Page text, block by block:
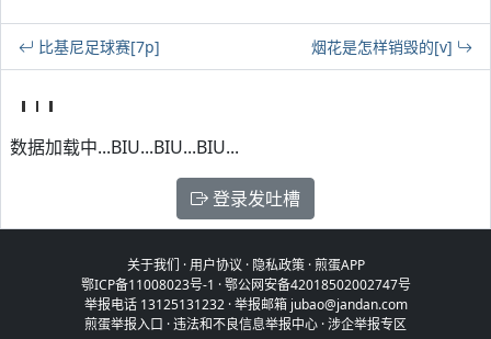
比基尼足球赛[7p] 烟花是怎样销毁的[v]
数据加载中...BIU...BIU...BIU...
登录发吐槽
关于我们 ·用户协议 · 隐私政策·煎蛋APP
鄂ICP备11008023号-1 ·鄂公网安备42018502002747号
举报电话 13125131232 · 举报邮箱 jubao@jandan.com
煎蛋举报入口 ·违法和不良信息举报中心 ·涉企举报专区